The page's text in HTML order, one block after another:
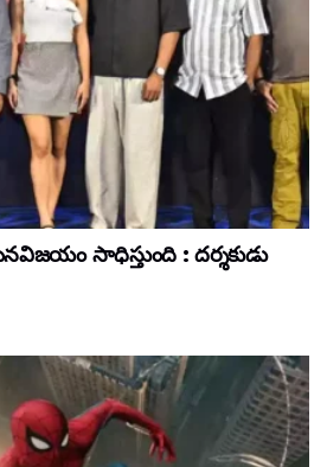
సాధిస్తుంది : దర్శకుడు